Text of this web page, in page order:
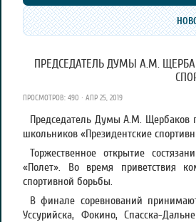
ПРЕДСЕДАТЕЛЬ ДУМЫ А.М.
ПРОСМОТРОВ: 490 · АПР 25, 2019
Председатель Думы А.М. Щербаков
школьников «Президентские
Торжественное открытие
«Полет». Во время приветствия
спортивной борьбы.
В финале соревнований
Уссурийска, Фокино, Спасска-